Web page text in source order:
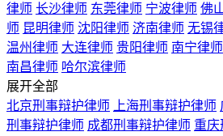
律师 长沙律师 东莞律师 宁波律师 佛
师 昆明律师 沈阳律师 济南律师 无锡
温州律师 大连律师 贵阳律师 南宁律师
南昌律师 哈尔滨律师
展开全部
北京刑事辩护律师
上海刑事辩护律师
刑事辩护律师 成都刑事辩护律师 重庆